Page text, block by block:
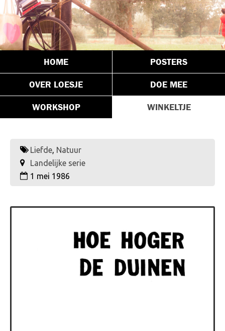
HOME POSTERS
OVER LOESJE DOE MEE
WORKSHOP WINKELTJE
Liefde, Natuur
Landelijke serie
1 mei 1986